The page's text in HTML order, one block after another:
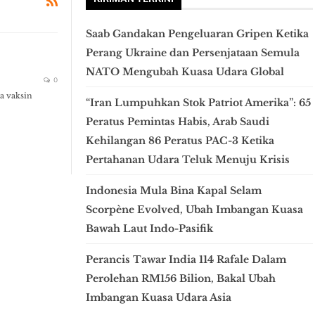
0
vaksin
Saab Gandakan Pengeluaran Gripen Ketika
Perang Ukraine dan Persenjataan Semula
NATO Mengubah Kuasa Udara Global
“Iran Lumpuhkan Stok Patriot Amerika”: 65
Peratus Pemintas Habis, Arab Saudi
Kehilangan 86 Peratus PAC-3 Ketika
Pertahanan Udara Teluk Menuju Krisis
Indonesia Mula Bina Kapal Selam
Scorpène Evolved, Ubah Imbangan Kuasa
Bawah Laut Indo-Pasifik
Perancis Tawar India 114 Rafale Dalam
Perolehan RM156 Bilion, Bakal Ubah
Imbangan Kuasa Udara Asia